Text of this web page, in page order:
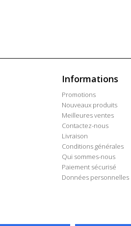
Informations
Promotions
Nouveaux produits
Meilleures ventes
Contactez-nous
Livraison
Conditions générales
Qui sommes-nous
Paiement sécurisé
Données personnelles